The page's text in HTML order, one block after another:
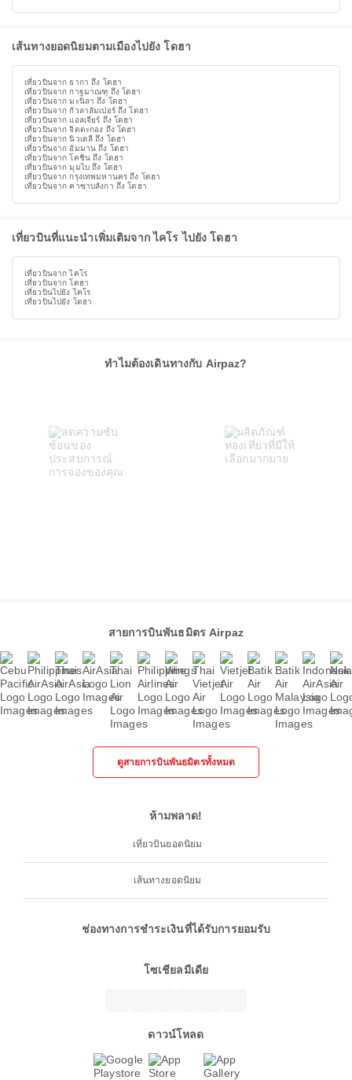
เส้นทางยอดนิยมตามเมืองไปยัง โดฮา
เที่ยวบินจาก ธากา ถึง โดฮา
เที่ยวบินจาก กาฐมาณฑุ ถึง โดฮา
เที่ยวบินจาก มะนิลา ถึง โดฮา
เที่ยวบินจาก กัวลาลัมเปอร์ ถึง โดฮา
เที่ยวบินจาก แอลเจียร์ ถึง โดฮา
เที่ยวบินจาก จิตตะกอง ถึง โดฮา
เที่ยวบินจาก นิวเดลี ถึง โดฮา
เที่ยวบินจาก อัมมาน ถึง โดฮา
เที่ยวบินจาก โคชิน ถึง โดฮา
เที่ยวบินจาก มุมไบ ถึง โดฮา
เที่ยวบินจาก กรุงเทพมหานคร ถึง โดฮา
เที่ยวบินจาก คาซาบลังกา ถึง โดฮา
เที่ยวบินที่แนะนำเพิ่มเติมจาก ไคโร ไปยัง โดฮา
เที่ยวบินจาก ไคโร
เที่ยวบินจาก โดฮา
เที่ยวบินไปยัง ไคโร
เที่ยวบินไปยัง โดฮา
ทำไมต้องเดินทางกับ Airpaz?
สายการบินพันธมิตร Airpaz
ดูสายการบินพันธมิตรทั้งหมด
ห้ามพลาด!
เที่ยวบินยอดนิยม
เส้นทางยอดนิยม
ช่องทางการชำระเงินที่ได้รับการยอมรับ
โซเชียลมีเดีย
ดาวน์โหลด